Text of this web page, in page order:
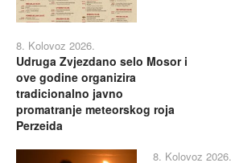
8. Kolovoz 2026.
Udruga Zvjezdano selo Mosor i
ove godine organizira
tradicionalno javno
promatranje meteorskog roja
Perzeida
8. Kolovoz 2026.